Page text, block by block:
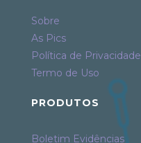
Sobre
As Pics
Política de Privacidade
Termo de Uso
PRODUTOS
Boletim Evidências